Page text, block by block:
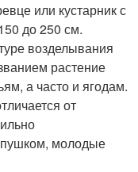
или кустарник с
до 250 см.
возделывания
растение
а часто и ягодам.
от
молодые